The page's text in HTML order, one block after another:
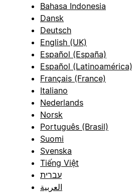
Bahasa Indonesia
Dansk
Deutsch
English (UK)
Español (España)
Español (Latinoamérica)
Français (France)
Italiano
Nederlands
Norsk
Português (Brasil)
Suomi
Svenska
Tiếng Việt
עברית
العربية